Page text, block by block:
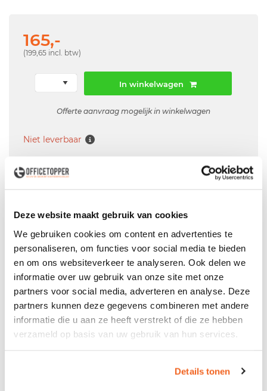
Deze website maakt gebruik van cookies
We gebruiken cookies om content en advertenties te
personaliseren, om functies voor social media te bieden
en om ons websiteverkeer te analyseren. Ook delen we
informatie over uw gebruik van onze site met onze
partners voor social media, adverteren en analyse. Deze
partners kunnen deze gegevens combineren met andere
informatie die u aan ze heeft verstrekt of die ze hebben
verzameld op basis van uw gebruik van hun services.
Details tonen
165,-
(199,65 incl. btw)
In winkelwagen
Offerte aanvraag mogelijk in winkelwagen
Niet leverbaar
Voor zowel ParticulieralsZakelijk
Professionele
Productspecificaties
Gebruikte Roldeurkast
legborden - De kast wordt zonder sleutel(s)